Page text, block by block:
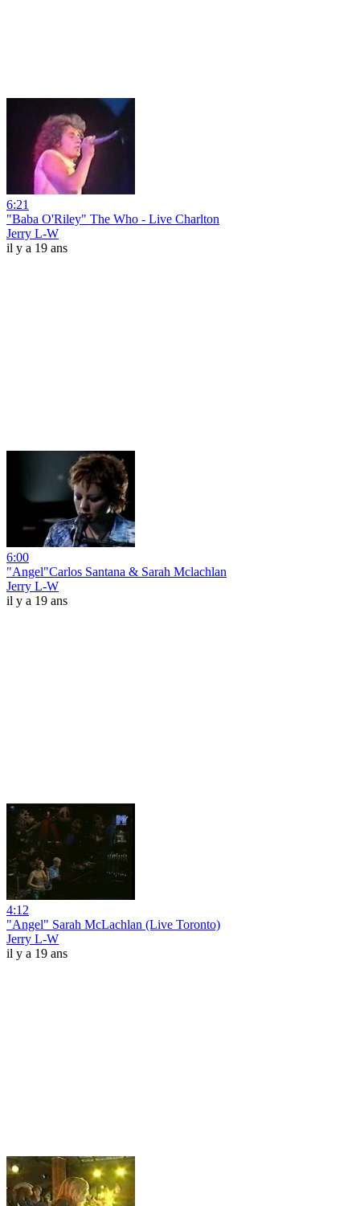
6:21
"Baba O'Riley" The Who - Live Charlton
Jerry L-W
il y a 19 ans
6:00
"Angel"Carlos Santana & Sarah Mclachlan
Jerry L-W
il y a 19 ans
4:12
"Angel" Sarah McLachlan (Live Toronto)
Jerry L-W
il y a 19 ans